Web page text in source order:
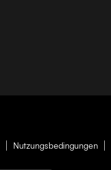
Nutzungsbedingungen